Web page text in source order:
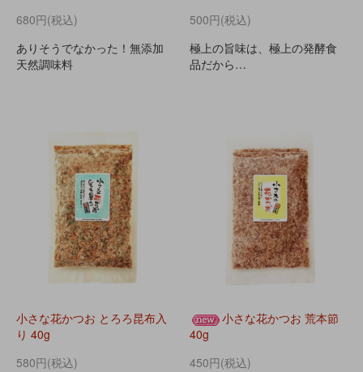
680円(税込)
ありそうでなかった！無添加
天然調味料
500円(税込)
極上の旨味は、極上の発酵食
品だから…
小さな花かつお とろろ昆布入
り 40g
580円(税込)
小さな花かつお 荒本節
40g
450円(税込)